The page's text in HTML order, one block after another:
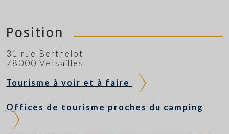
Position
31 rue Berthelot
78000 Versailles
Tourisme à voir et à faire
Offices de tourisme proches du camping